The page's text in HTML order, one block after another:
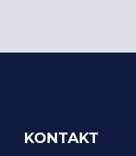
KONTAKT